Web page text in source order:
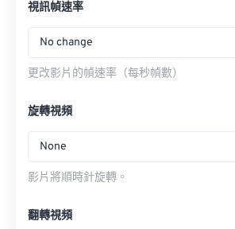
視訊幀速率
No change
更改影片的幀速率（每秒幀數）
旋轉視頻
None
影片將順時針旋轉。
翻轉視頻